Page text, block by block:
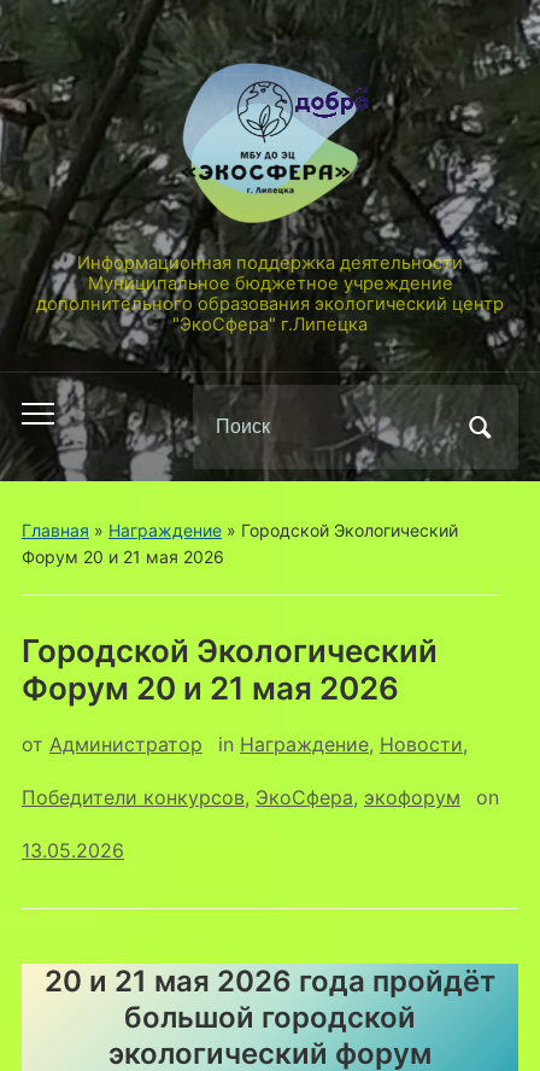
Информационная поддержка деятельности
Муниципальное бюджетное учреждение
дополнительного образования экологический центр
"ЭкоСфера" г.Липецка
Переключить
мобильное
меню
Поиск
по:
Главная » Награждение» Городской Экологический
Форум 20 и 21 мая 2026
Городской Экологический
Форум 20 и 21 мая 2026
от Администратор in Награждение, Новости,
Победители конкурсов, ЭкоСфера, экофорум on
13.05.2026
20 и 21 мая 2026 года пройдёт
большой городской
экологический форум